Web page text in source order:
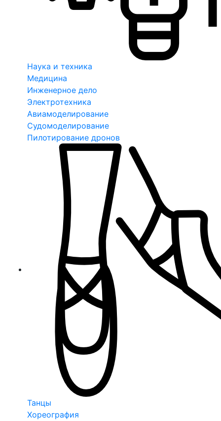
Наука и техника
Медицина
Инженерное дело
Электротехника
Авиамоделирование
Судомоделирование
Пилотирование дронов
Танцы
Хореография